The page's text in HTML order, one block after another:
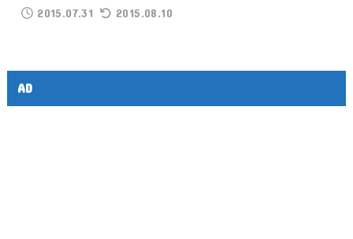
2015.07.31
2015.08.10
AD